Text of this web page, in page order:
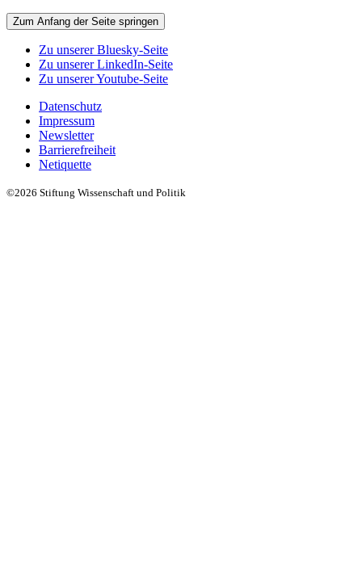
Zum Anfang der Seite springen
Zu unserer Bluesky-Seite
Zu unserer LinkedIn-Seite
Zu unserer Youtube-Seite
Datenschutz
Impressum
Newsletter
Barrierefreiheit
Netiquette
©2026 Stiftung Wissenschaft und Politik